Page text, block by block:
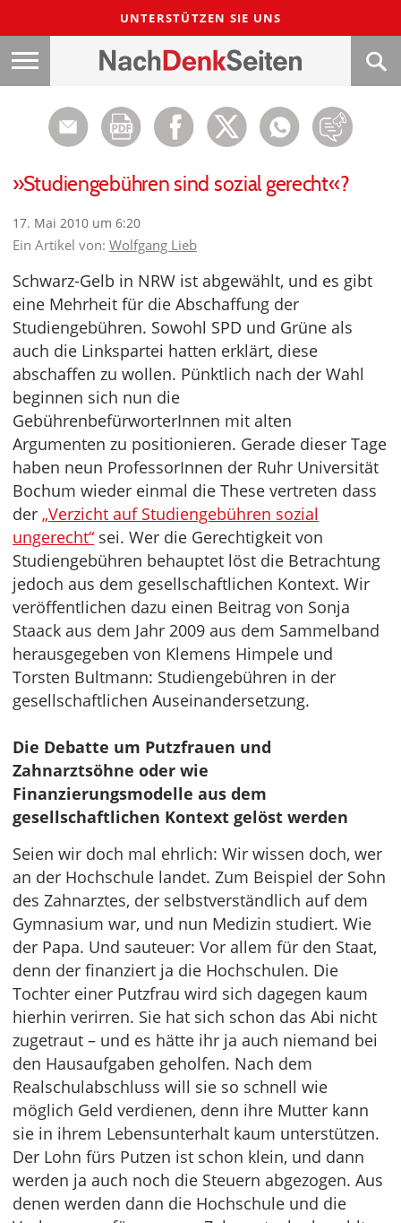
UNTERSTÜTZEN SIE UNS
»Studiengebühren sind sozial gerecht«?
17. Mai 2010 um 6:20
Ein Artikel von: Wolfgang Lieb
Schwarz-Gelb in NRW ist abgewählt, und es gibt
eine Mehrheit für die Abschaffung der
Studiengebühren. Sowohl SPD und Grüne als
auch die Linkspartei hatten erklärt, diese
abschaffen zu wollen. Pünktlich nach der Wahl
beginnen sich nun die
GebührenbefürworterInnen mit alten
Argumenten zu positionieren. Gerade dieser Tage
haben neun ProfessorInnen der Ruhr Universität
Bochum wieder einmal die These vertreten dass
der „Verzicht auf Studiengebühren sozial
ungerecht“ sei. Wer die Gerechtigkeit von
Studiengebühren behauptet löst die Betrachtung
jedoch aus dem gesellschaftlichen Kontext. Wir
veröffentlichen dazu einen Beitrag von Sonja
Staack aus dem Jahr 2009 aus dem Sammelband
herausgegeben von Klemens Himpele und
Torsten Bultmann: Studiengebühren in der
gesellschaftlichen Auseinandersetzung.
Die Debatte um Putzfrauen und
Zahnarztsöhne oder wie
Finanzierungsmodelle aus dem
gesellschaftlichen Kontext gelöst werden
Seien wir doch mal ehrlich: Wir wissen doch, wer
an der Hochschule landet. Zum Beispiel der Sohn
des Zahnarztes, der selbstverständlich auf dem
Gymnasium war, und nun Medizin studiert. Wie
der Papa. Und sauteuer: Vor allem für den Staat,
denn der finanziert ja die Hochschulen. Die
Tochter einer Putzfrau wird sich dagegen kaum
hierhin verirren. Sie hat sich schon das Abi nicht
zugetraut – und es hätte ihr ja auch niemand bei
den Hausaufgaben geholfen. Nach dem
Realschulabschluss will sie so schnell wie
möglich Geld verdienen, denn ihre Mutter kann
sie in ihrem Lebensunterhalt kaum unterstützen.
Der Lohn fürs Putzen ist schon klein, und dann
werden ja auch noch die Steuern abgezogen. Aus
denen werden dann die Hochschule und die